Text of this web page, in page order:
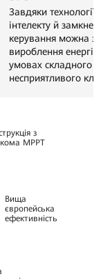
Завдяки технології
інтелекту й
керування можна
вироблення енергії,
умовах складного
несприятливого
з
MPPT
Вища
європейська
ефективність